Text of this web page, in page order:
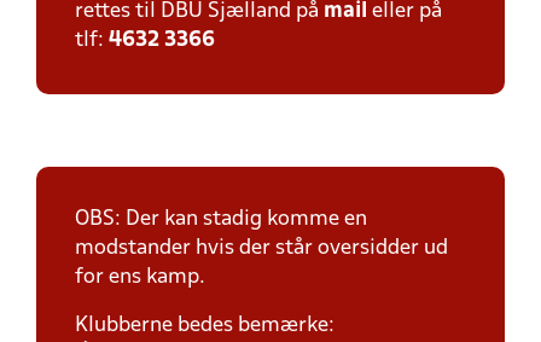
rettes til DBU Sjælland på mail eller på
tlf: 4632 3366
OBS: Der kan stadig komme en
modstander hvis der står oversidder ud
for ens kamp.
Klubberne bedes bemærke: